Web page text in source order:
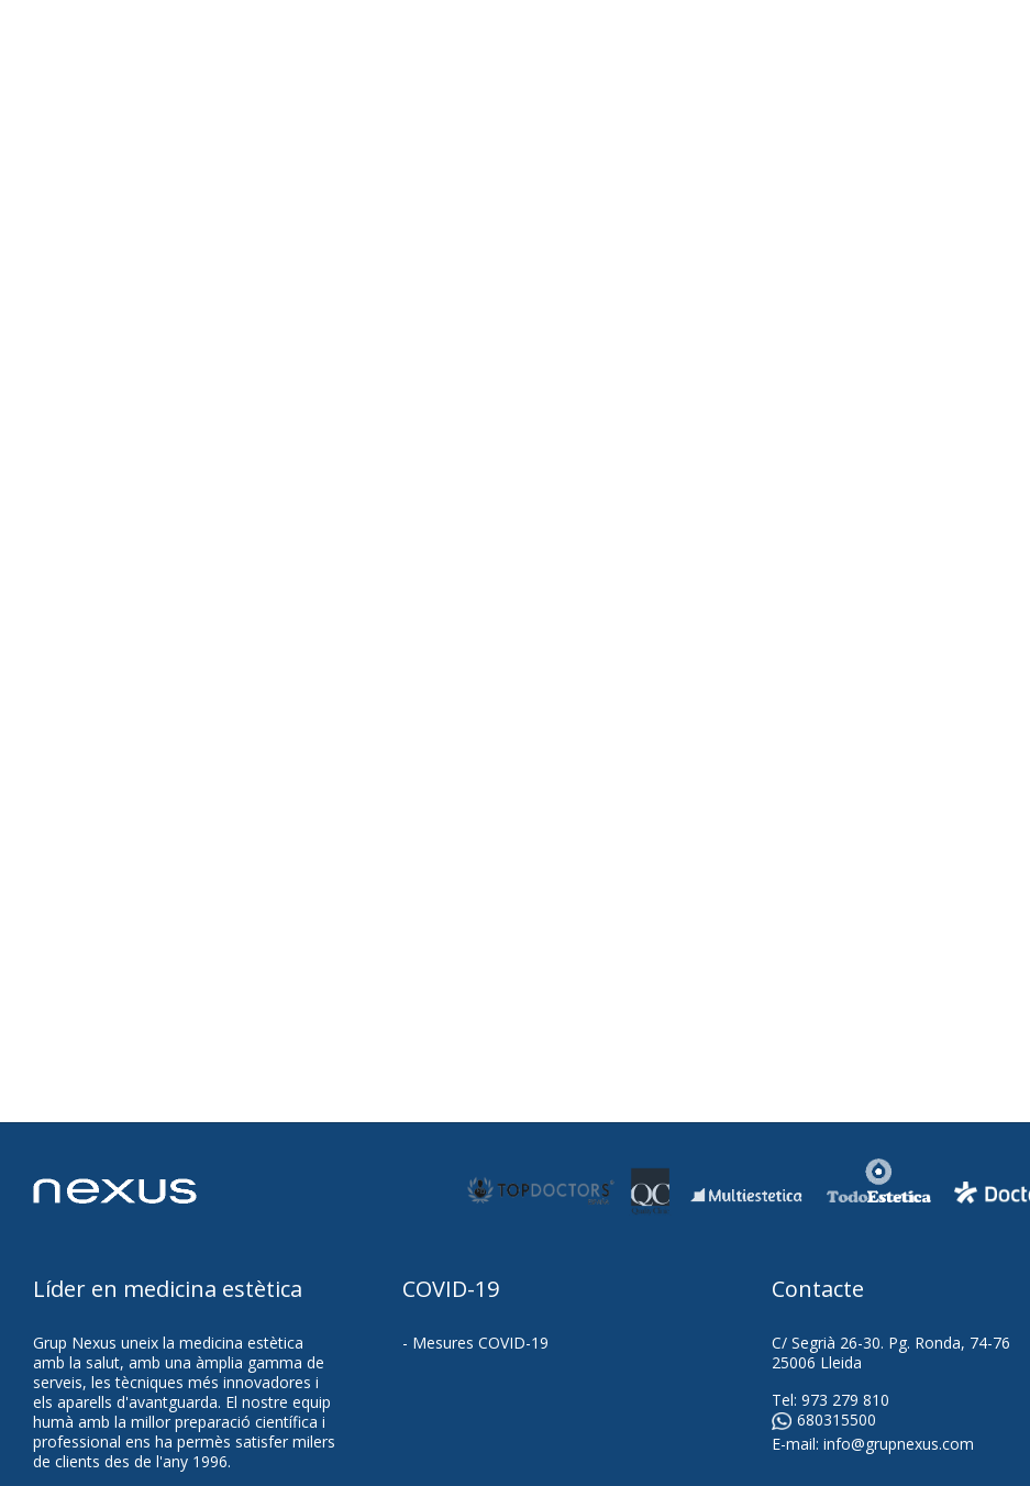
Líder en medicina estètica
Grup Nexus uneix la medicina estètica
amb la salut, amb una àmplia gamma de
serveis, les tècniques més innovadores i
els aparells d'avantguarda. El nostre equip
humà amb la millor preparació científica i
professional ens ha permès satisfer milers
de clients des de l'any 1996.
COVID-19
- Mesures COVID-19
Contacte
C/ Segrià 26-30. Pg. Ronda, 74-76
25006 Lleida
Tel: 973 279 810
680315500
E-mail: info@grupnexus.com